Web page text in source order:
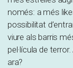
només: a més
possibilitat
viure als barris
pel·lícula de
ara?